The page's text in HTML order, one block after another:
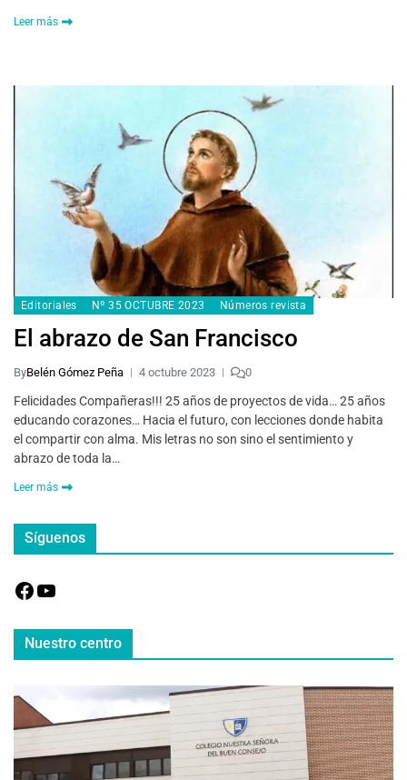
Leer más
Editoriales Nº 35 OCTUBRE 2023 Números revista
El abrazo de San Francisco
ByBelén Gómez Peña 4 octubre 2023 0
Felicidades Compañeras!!! 25 años de proyectos de vida… 25 años
educando corazones… Hacia el futuro, con lecciones donde habita
el compartir con alma. Mis letras no son sino el sentimiento y
abrazo de toda la…
Leer más
Síguenos
Nuestro centro